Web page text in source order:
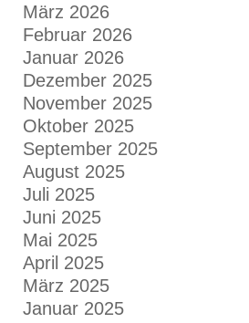
März 2026
Februar 2026
Januar 2026
Dezember 2025
November 2025
Oktober 2025
September 2025
August 2025
Juli 2025
Juni 2025
Mai 2025
April 2025
März 2025
Januar 2025